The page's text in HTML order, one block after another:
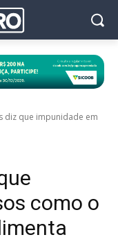
diz que impunidade em
como o